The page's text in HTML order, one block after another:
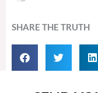
SHARE THE TRUTH